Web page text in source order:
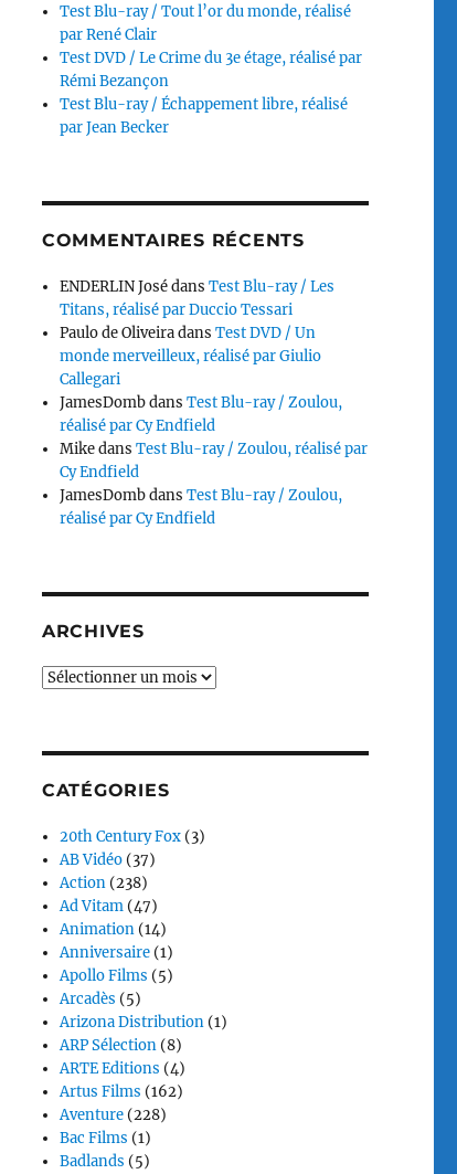
Test Blu-ray / Tout l’or du monde, réalisé
par René Clair
Test DVD / Le Crime du 3e étage, réalisé par
Rémi Bezançon
Test Blu-ray / Échappement libre, réalisé
par Jean Becker
COMMENTAIRES RÉCENTS
ENDERLIN JosédansTest Blu-ray / Les
Titans, réalisé par Duccio Tessari
Paulo de OliveiradansTest DVD / Un
monde merveilleux, réalisé par Giulio
Callegari
JamesDombdansTest Blu-ray / Zoulou,
réalisé par Cy Endfield
MikedansTest Blu-ray / Zoulou, réalisé par
Cy Endfield
JamesDombdansTest Blu-ray / Zoulou,
réalisé par Cy Endfield
ARCHIVES
Archives
CATÉGORIES
20th Century Fox (3)
AB Vidéo (37)
Action (238)
Ad Vitam (47)
Animation (14)
Anniversaire (1)
Apollo Films (5)
Arcadès (5)
Arizona Distribution (1)
ARP Sélection (8)
ARTE Editions (4)
Artus Films (162)
Aventure (228)
Bac Films (1)
Badlands (5)